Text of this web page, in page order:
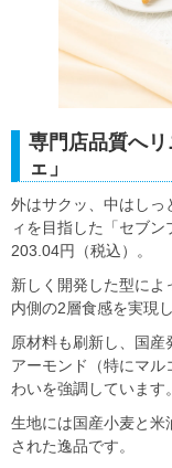
専門店品質へ
ェ」
外はサクッ、中はしっ
ィを目指した「セブン
203.04円（税込）。
新しく開発した型に
内側の2層食感を実現
原材料も刷新し、国
アーモンド（特にマ
わいを強調しています。
生地には国産小麦と米
された逸品です。